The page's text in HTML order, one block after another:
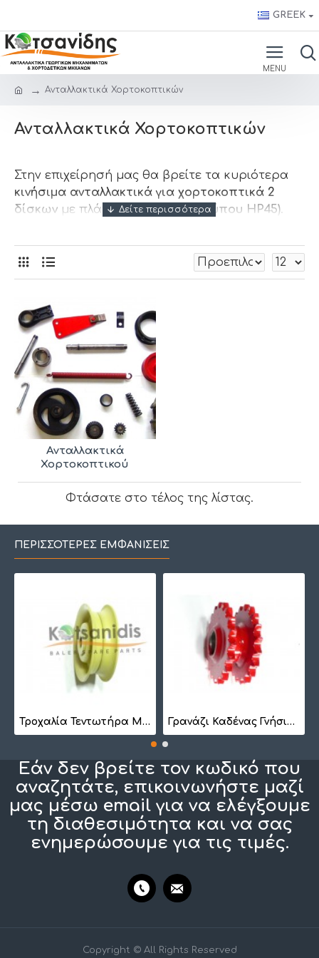
GREEK
Ανταλλακτικά Χορτοκοπτικών
Ανταλλακτικά Χορτοκοπτικών
Στην επιχείρησή μας θα βρείτε τα κυριότερα
κινήσιμα ανταλλακτικά για χορτοκοπτικά 2
δίσκων με πλάτος κοπής1,65m (τύπου HP45).
που χρειάζονται συχνά αντικατάσταση, όπως
δίσκους κοπής, άξονες, κουζινέτα και
λεπιδάκια, καθώς και άλλα απαραίτητα
μηχανήματός σας.
Επικοινωνήστε μαζί μας για
να επιβεβαιώσουμε τη διαθεσιμότητα για το
ανταλλακτικό που ψάχνετε και να σας
προσφέρουμε την καλύτερη λύση.
Ανταλλακτικά
Χορτοκοπτικού
Φτάσατε στο τέλος της λίστας.
ΠΕΡΙΣΣΌΤΕΡΕΣ ΕΜΦΑΝΊΣΕΙΣ
Τροχαλία Τεντωτήρα Μικρή BS 1022 Γρανάζι Καδένας Γνήσιο 1257410201
Εάν δεν βρείτε τον κωδικό που
αναζητάτε, επικοινωνήστε μαζί
μας μέσω email για να ελέγξουμε
τη διαθεσιμότητα και να σας
ενημερώσουμε για τις τιμές.
Copyright © All Rights Reserved